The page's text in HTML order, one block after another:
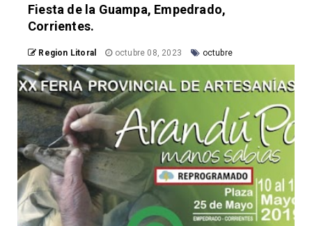
Fiesta de la Guampa, Empedrado,
Corrientes.
Region Litoral octubre 08, 2023 octubre